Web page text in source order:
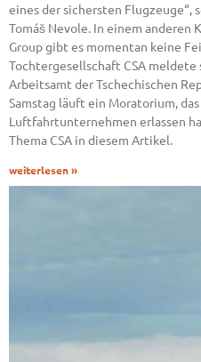
eines der sichersten
Tomáš Nevole. In einem anderen
Group gibt es momentan keine
Tochtergesellschaft CSA
Arbeitsamt der Tschechischen
Samstag läuft ein Moratorium,
Luftfahrtunternehmen erlassen
Thema CSA in diesem Artikel.
weiterlesen »